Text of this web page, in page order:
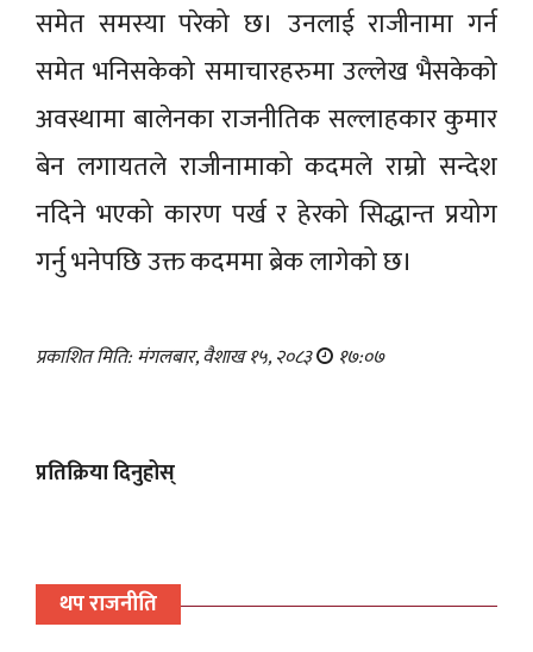
समेत समस्या परेको छ। उनलाई राजीनामा गर्न
समेत भनिसकेको समाचारहरुमा उल्लेख भैसकेको
अवस्थामा बालेनका राजनीतिक सल्लाहकार कुमार
बेन लगायतले राजीनामाको कदमले राम्रो सन्देश
नदिने भएको कारण पर्ख र हेरको सिद्धान्त प्रयोग
गर्नु भनेपछि उक्त कदममा ब्रेक लागेको छ।
प्रकाशित मिति: मंगलबार, वैशाख १५, २०८३ १७:०७
प्रतिक्रिया दिनुहोस्
थप राजनीति